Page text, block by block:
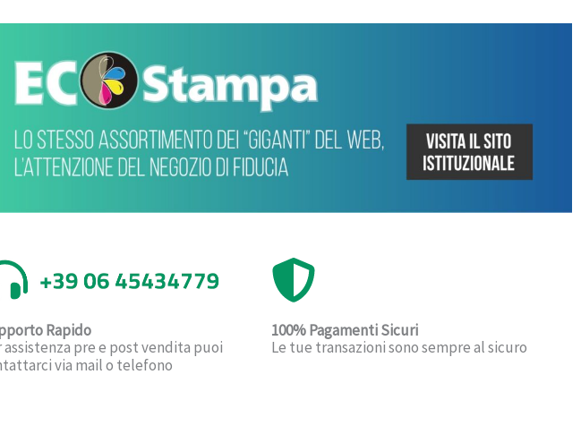
Rapido
assistenza pre e post vendita puoi
via mail o telefono
100% Pagamenti Sicuri
Le tue transazioni sono sempre al sicuro